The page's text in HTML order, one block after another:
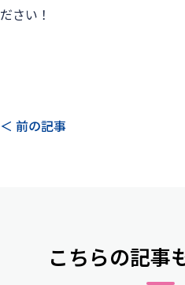
ださい！
＜ 前の記事
こちらの記事